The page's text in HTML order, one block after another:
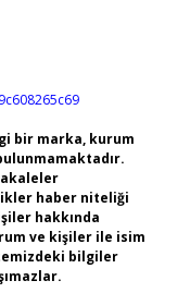
bir marka, kurum
haber niteliği
hakkında
ve kişiler ile isim
bilgiler